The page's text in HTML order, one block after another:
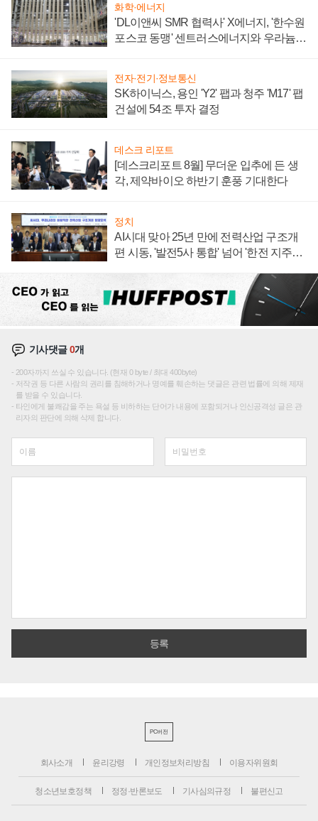
화학·에너지
'DL이앤씨 SMR 협력사' X에너지, '한수원
포스코 동맹' 센트러스에너지와 우라늄
전자·전기·정보통신
SK하이닉스, 용인 'Y2' 팹과 청주 'M17' 팹
건설에 54조 투자 결정
데스크 리포트
[데스크리포트 8월] 무더운 입추에 든 생
각, 제약바이오 하반기 훈풍 기대한다
정치
AI시대 맞아 25년 만에 전력산업 구조개
편 시동, '발전5사 통합' 넘어 '한전 지주사'
기사댓글0개
200자까지 쓰실 수 있습니다. (현재 0 byte / 최대 400byte)
저작권 등 다른 사람의 권리를 침해하거나 명예를 훼손하는 댓글은 관련 법률에 의해 제재
를 받을 수 있습니다.
타인에게 불쾌감을 주는 욕설 등 비하하는 단어가 내용에 포함되거나 인신공격성 글은 관
리자의 판단에 의해 삭제 합니다.
PC버전
회사소개 윤리강령 개인정보처리방침 이용자위원회
청소년보호정책 정정·반론보도 기사심의규정 불편신고